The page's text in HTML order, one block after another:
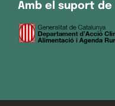
Amb el suport de